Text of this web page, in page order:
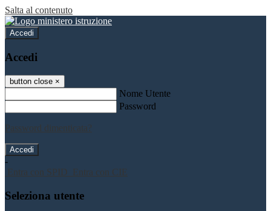
Salta al contenuto
Accedi
Accedi
button close ×
Nome Utente
Password
Password dimenticata?
-
Entra con SPID
Entra con CIE
Seleziona utente